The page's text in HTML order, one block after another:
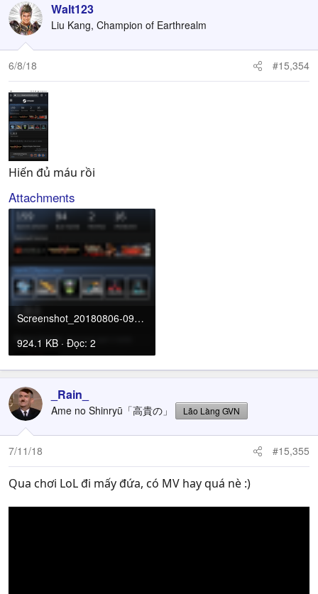
Walt123
Liu Kang, Champion of Earthrealm
6/8/18 #15,354
Hiến đủ máu rồi
Attachments
Screenshot_20180806-093719.png
924.1 KB · Đọc: 2
_Rain_
Ame no Shinryū「高貴の」 Lão Làng GVN
7/11/18 #15,355
Qua chơi LoL đi mấy đứa, có MV hay quá nè :)